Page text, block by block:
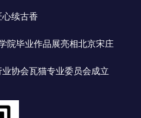
续古香
院毕业作品展亮相北京宋庄
协会瓦猫专业委员会成立